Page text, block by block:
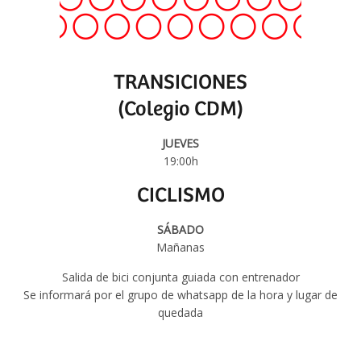
TRANSICIONES
(Colegio CDM)
JUEVES
19:00h
CICLISMO
SÁBADO
Mañanas
Salida de bici conjunta guiada con entrenador
Se informará por el grupo de whatsapp de la hora y lugar de
quedada